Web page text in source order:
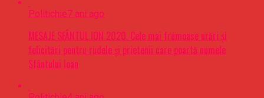
Politichie7 ani ago
MESAJE SFÂNTUL ION 2020. Cele mai frumoase urări şi
felicitări pentru rudele şi prietenii care poartă numele
Sfântului Ioan